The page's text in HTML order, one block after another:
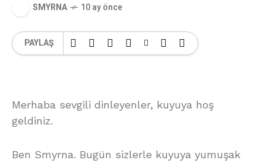
SMYRNA 10 ay önce
PAYLAŞ
Merhaba sevgili dinleyenler, kuyuya hoş
geldiniz.
Ben Smyrna. Bugün sizlerle kuyuya yumuşak